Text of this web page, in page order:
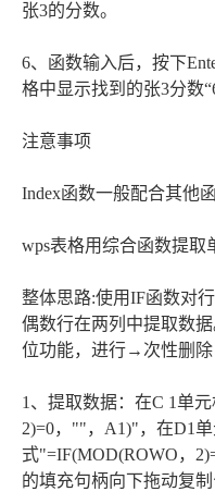
张3的分数。
6、函数输入后，按下
格中显示找到的张3分数
注意事项
Index函数一般配合其他
wps表格用综合函数提取
整体思路:使用IF函数对
偶数行在两列中提取数
位功能，进行→次性删除
1、提取数据：在C 1单
2)=0，""，A1)"，在D1
式"=IF(MOD(ROWO，
的填充句柄向下拖动复